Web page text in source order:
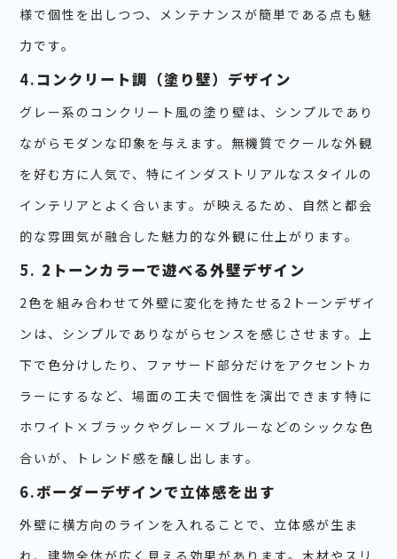
様で個性を出しつつ、メンテナンスが簡単である点も魅
力です。
4. コンクリート調（塗り壁）デザイン
グレー系のコンクリート風の塗り壁は、シンプルであり
ながらモダンな印象を与えます。無機質でクールな外観
を好む方に人気で、特にインダストリアルなスタイルの
インテリアとよく合います。が映えるため、自然と都会
的な雰囲気が融合した魅力的な外観に仕上がります。
5. 2トーンカラーで遊べる外壁デザイン
2色を組み合わせて外壁に変化を持たせる2トーンデザイ
ンは、シンプルでありながらセンスを感じさせます。上
下で色分けしたり、ファサード部分だけをアクセントカ
ラーにするなど、場面の工夫で個性を演出できます特に
ホワイト×ブラックやグレー×ブルーなどのシックな色
合いが、トレンド感を醸し出します。
6.ボーダーデザインで立体感を出す
外壁に横方向のラインを入れることで、立体感が生ま
れ、建物全体が広く見える効果があります。木材やスリ